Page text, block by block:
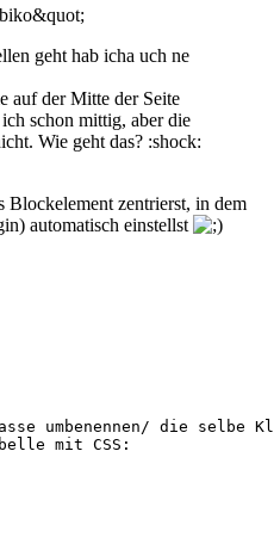
geht hab icha uch ne
auf der Mitte der Seite
schon mittig, aber die
Wie geht das? :shock:
Blockelement zentrierst, in dem
automatisch einstellst